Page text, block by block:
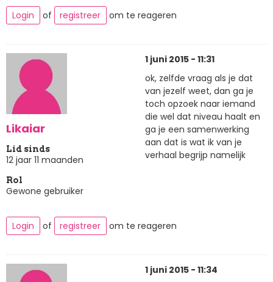
Login
of registreer om te reageren
Likaiar
Lid sinds
12 jaar 11 maanden
Rol
Gewone gebruiker
1 juni 2015 - 11:31
ok, zelfde vraag als je dat
van jezelf weet, dan ga je
toch opzoek naar iemand
die wel dat niveau haalt en
ga je een samenwerking
aan dat is wat ik van je
verhaal begrijp namelijk
Login of registreer om te reageren
1 juni 2015 - 11:34